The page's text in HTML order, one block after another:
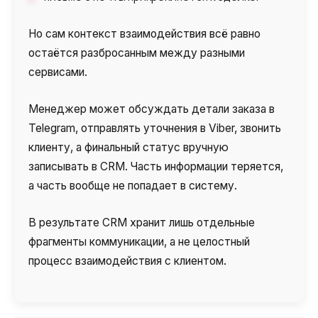
Но сам контекст взаимодействия всё равно
остаётся разбросанным между разными
сервисами.
Менеджер может обсуждать детали заказа в
Telegram, отправлять уточнения в Viber, звонить
клиенту, а финальный статус вручную
записывать в CRM. Часть информации теряется,
а часть вообще не попадает в систему.
В результате CRM хранит лишь отдельные
фрагменты коммуникации, а не целостный
процесс взаимодействия с клиентом.